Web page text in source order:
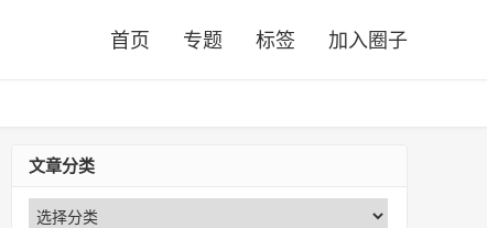
首页 专题 标签 加入圈子
文章分类